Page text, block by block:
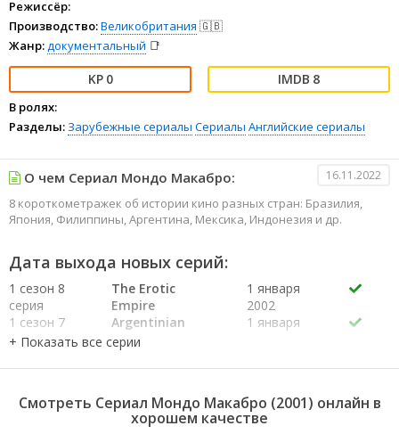
Режиссёр:
Производство:Великобритания 🇬🇧
Жанр:документальный 📑
0 8
В ролях:
Разделы: Зарубежные сериалы Сериалы Английские сериалы
О чем Сериал Мондо Макабро: 16.11.2022
8 короткометражек об истории кино разных стран: Бразилия,
Япония, Филиппины, Аргентина, Мексика, Индонезия и др.
Дата выхода новых серий:
1 сезон 8
серия
The Erotic
Empire
1 января
2002
1 сезон 7
серия
Argentinian
Exploitation
1 января
серия
Turkish Pop
Cinema
2001
серия
from Indonesia
2002
The Nightmares
1 января
Смотреть Сериал Мондо Макабро (2001) онлайн в
хорошем качестве